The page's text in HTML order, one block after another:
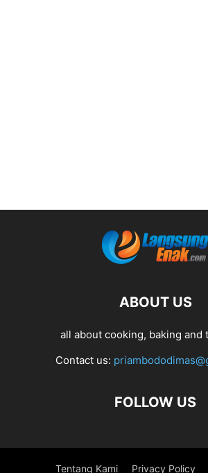
ABOUT US
all about cooking, baking and
Contact us:
FOLLOW US
Tentang Kami Privacy Policy